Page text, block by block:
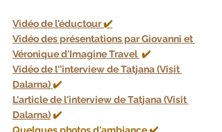
Vidéo de l'éductour✔️
Vidéo des présentations par Giovanni et
Véronique d'Imagine Travel ✔️
Vidéo de l''interview de Tatjana (Visit
Dalarna)✔️
L'article de l'interview de Tatjana (Visit
Dalarna)✔️